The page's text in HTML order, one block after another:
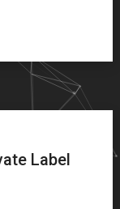
Label